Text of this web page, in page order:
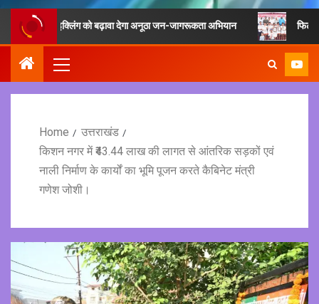
को बढ़ावा देगा अनूठा जन-जागरूकता अभियान फिटनेस का मूल
Home
उत्तराखंड
किशन नगर में ₹43.44 लाख की लागत से आंतरिक सड़कों एवं
नाली निर्माण के कार्यों का भूमि पूजन करते कैबिनेट मंत्री
गणेश जोशी।